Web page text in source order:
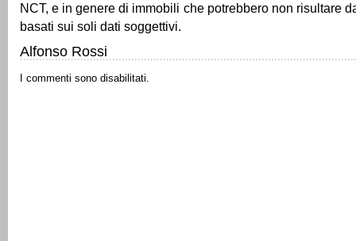
NCT, e in genere di immobili che potrebbero non risultare
basati sui soli dati soggettivi.
Alfonso Rossi
I commenti sono disabilitati.